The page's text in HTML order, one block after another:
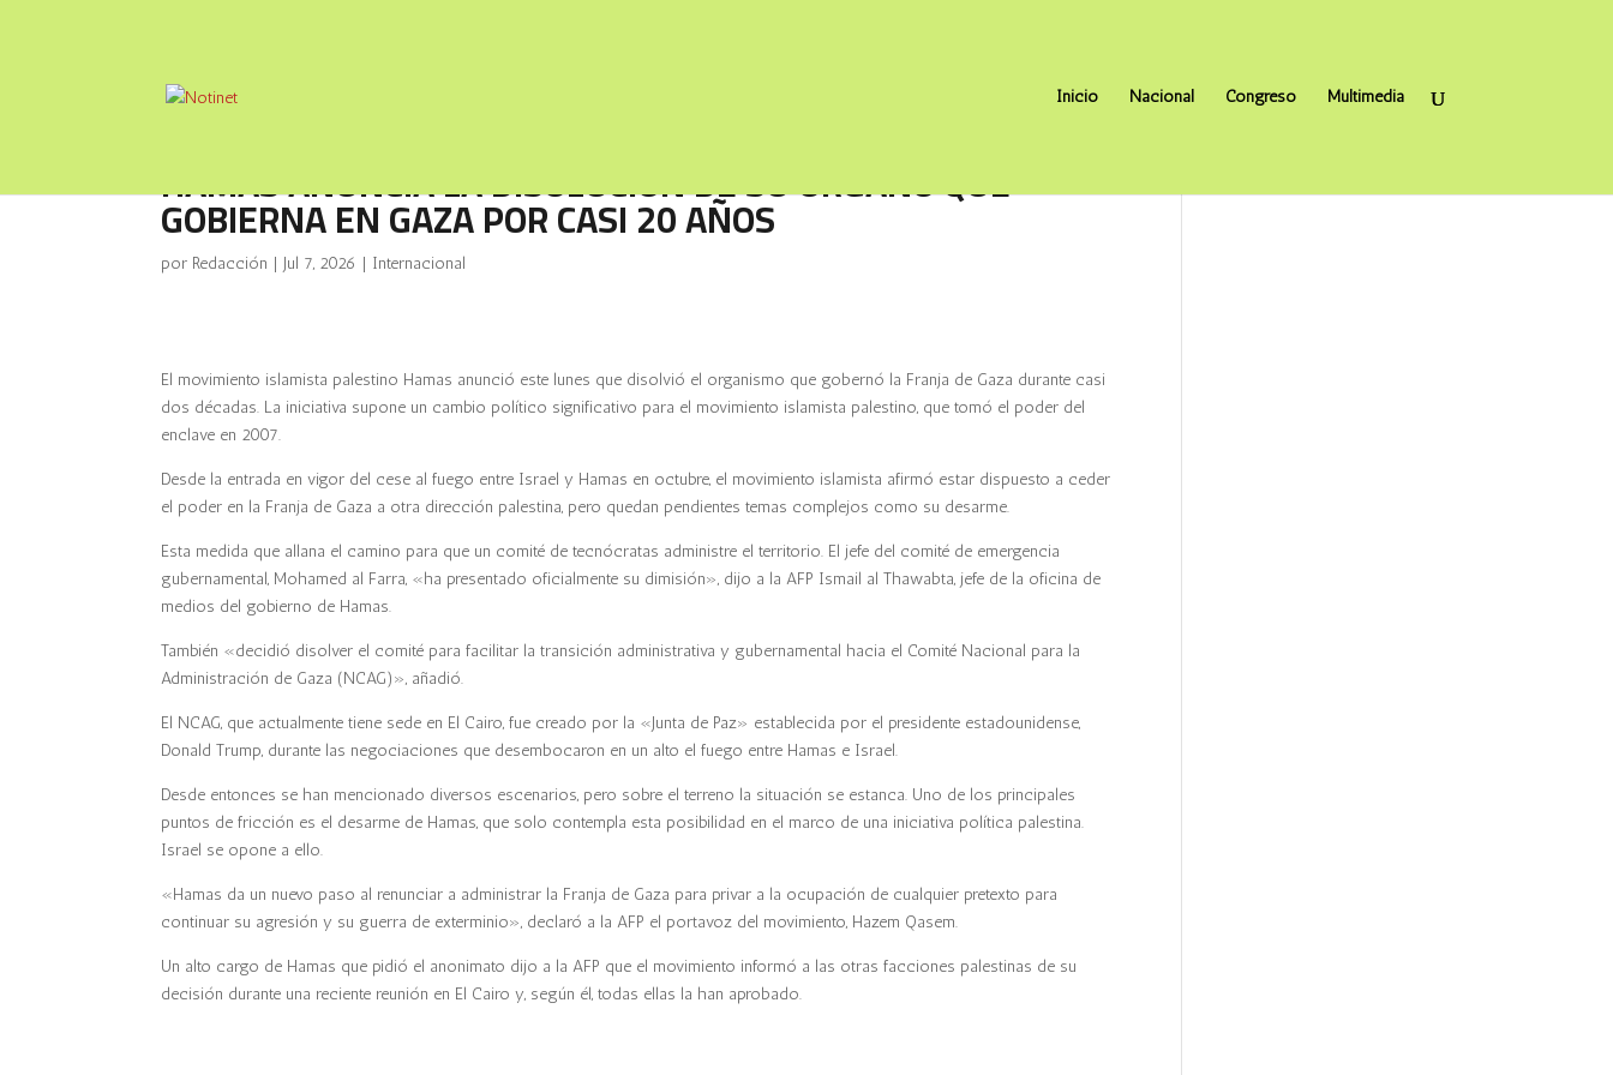
Inicio Nacional Congreso Multimedia
HAMAS ANUNCIA LA DISOLUCIÓN DE SU ÓRGANO QUE
GOBIERNA EN GAZA POR CASI 20 AÑOS
por Redacción | Jul 7, 2026 | Internacional
El movimiento islamista palestino Hamas anunció este lunes que disolvió el organismo que gobernó la Franja de Gaza durante casi
dos décadas. La iniciativa supone un cambio político significativo para el movimiento islamista palestino, que tomó el poder del
enclave en 2007.
Desde la entrada en vigor del cese al fuego entre Israel y Hamas en octubre, el movimiento islamista afirmó estar dispuesto a ceder
el poder en la Franja de Gaza a otra dirección palestina, pero quedan pendientes temas complejos como su desarme.
Esta medida que allana el camino para que un comité de tecnócratas administre el territorio. El jefe del comité de emergencia
gubernamental, Mohamed al Farra, «ha presentado oficialmente su dimisión», dijo a la AFP Ismail al Thawabta, jefe de la oficina de
medios del gobierno de Hamas.
También «decidió disolver el comité para facilitar la transición administrativa y gubernamental hacia el Comité Nacional para la
Administración de Gaza (NCAG)», añadió.
El NCAG, que actualmente tiene sede en El Cairo, fue creado por la «Junta de Paz» establecida por el presidente estadounidense,
Donald Trump, durante las negociaciones que desembocaron en un alto el fuego entre Hamas e Israel.
Desde entonces se han mencionado diversos escenarios, pero sobre el terreno la situación se estanca. Uno de los principales
puntos de fricción es el desarme de Hamas, que solo contempla esta posibilidad en el marco de una iniciativa política palestina.
Israel se opone a ello.
«Hamas da un nuevo paso al renunciar a administrar la Franja de Gaza para privar a la ocupación de cualquier pretexto para
continuar su agresión y su guerra de exterminio», declaró a la AFP el portavoz del movimiento, Hazem Qasem.
Un alto cargo de Hamas que pidió el anonimato dijo a la AFP que el movimiento informó a las otras facciones palestinas de su
decisión durante una reciente reunión en El Cairo y, según él, todas ellas la han aprobado.